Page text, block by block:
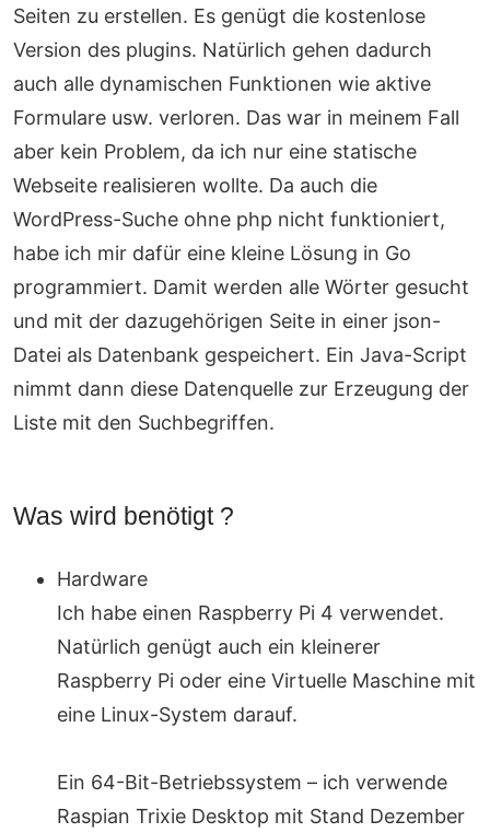
Seiten zu erstellen. Es genügt die kostenlose
Version des plugins. Natürlich gehen dadurch
auch alle dynamischen Funktionen wie aktive
Formulare usw. verloren. Das war in meinem Fall
aber kein Problem, da ich nur eine statische
Webseite realisieren wollte. Da auch die
WordPress-Suche ohne php nicht funktioniert,
habe ich mir dafür eine kleine Lösung in Go
programmiert. Damit werden alle Wörter gesucht
und mit der dazugehörigen Seite in einer json-
Datei als Datenbank gespeichert. Ein Java-Script
nimmt dann diese Datenquelle zur Erzeugung der
Liste mit den Suchbegriffen.
Was wird benötigt ?
Hardware
Ich habe einen Raspberry Pi 4 verwendet.
Natürlich genügt auch ein kleinerer
Raspberry Pi oder eine Virtuelle Maschine mit
eine Linux-System darauf.
Ein 64-Bit-Betriebssystem – ich verwende
Raspian Trixie Desktop mit Stand Dezember